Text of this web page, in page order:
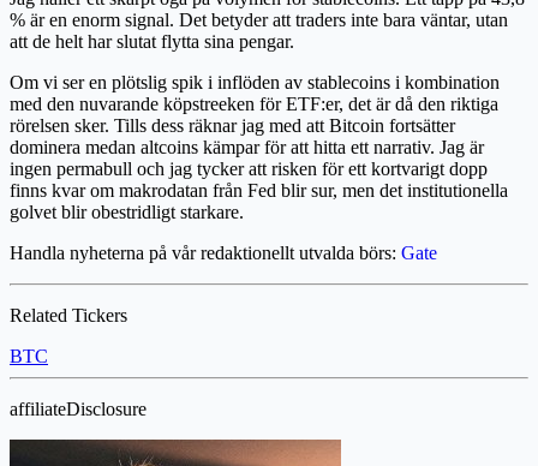
% är en enorm signal. Det betyder att traders inte bara väntar, utan
att de helt har slutat flytta sina pengar.
Om vi ser en plötslig spik i inflöden av stablecoins i kombination
med den nuvarande köpstreeken för ETF:er, det är då den riktiga
rörelsen sker. Tills dess räknar jag med att Bitcoin fortsätter
dominera medan altcoins kämpar för att hitta ett narrativ. Jag är
ingen permabull och jag tycker att risken för ett kortvarigt dopp
finns kvar om makrodatan från Fed blir sur, men det institutionella
golvet blir obestridligt starkare.
Handla nyheterna på vår redaktionellt utvalda börs: Gate
Related Tickers
BTC
affiliateDisclosure